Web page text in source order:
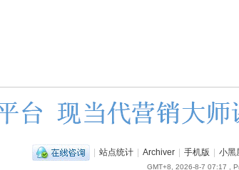
| 站点统计 | Archiver | 手机版 | 小黑
GMT+8, 2026-8-7 07:17 ,